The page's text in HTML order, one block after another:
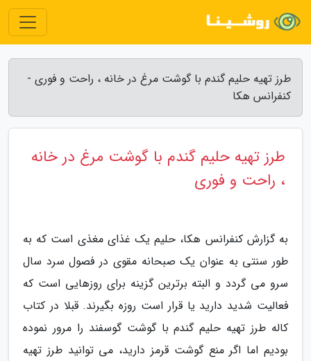
طرز تهیه حلیم گندم با گوشت مرغ در خانه ، راحت و فوری -
کنفرانس هکا
طرز تهیه حلیم گندم با گوشت مرغ در خانه
، راحت و فوری
به گزارش کنفرانس هکا، حلیم یک غذای مغذی است که به
طور سنتی به عنوان یک صبحانه مقوی در فصول سرد سال
سرو می گردد و البته برترین گزینه برای روزهایی است که
فعالیت شدید دارید یا قرار است روزه بگیرند. قبلا در کتاب
کاله طرز تهیه حلیم گندم با گوشت گوسفند را مرور نموده
بودیم اما اگر منع گوشت قرمز دارید، می توانید طرز تهیه